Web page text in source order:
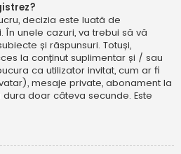
decizia este luată de
În unele cazuri, va trebui să vă
și răspunsuri. Totuși,
la conținut suplimentar și / sau
ca utilizator invitat, cum ar fi
mesaje private, abonament la
doar câteva secunde. Este